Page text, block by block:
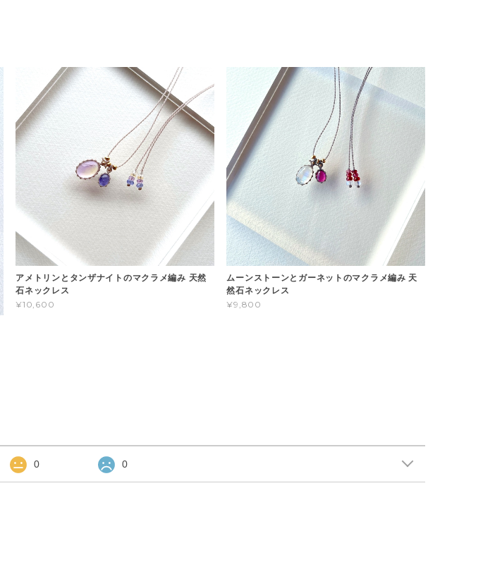
アメトリンとタンザナイトのマクラメ編み 天然
石ネックレス
¥10,600
ムーンストーンとガーネットのマクラメ編み 天
然石ネックレス
¥9,800
0 0